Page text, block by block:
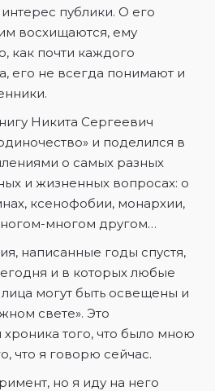
публики. О его
восхищаются, ему
как почти каждого
его не всегда понимают и
Никита Сергеевич
и поделился в
о самых разных
и жизненных вопросах: о
ксенофобии, монархии,
многом другом…
написанные годы спустя,
и в которых любые
могут быть освещены и
свете». Это
того, что было мною
что я говорю сейчас.
но я иду на него